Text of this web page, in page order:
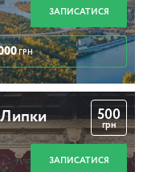
ЗАПИСАТИСЯ
ГРН
500
грн
ЗАПИСАТИСЯ